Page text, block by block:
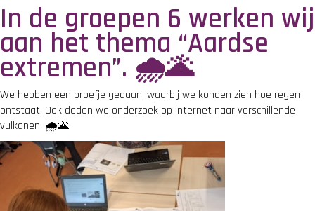
In de groepen 6 werken wij
aan het thema “Aardse
extremen”. 🌧️🌋
We hebben een proefje gedaan, waarbij we konden zien hoe regen
ontstaat. Ook deden we onderzoek op internet naar verschillende
vulkanen. 🌧️🌋